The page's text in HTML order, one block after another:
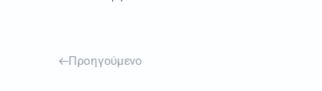
Προηγούμενο